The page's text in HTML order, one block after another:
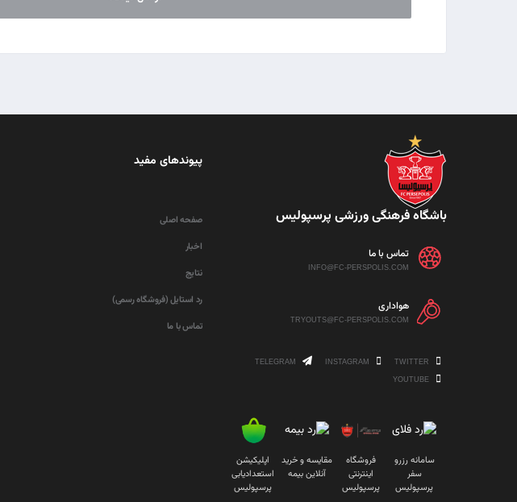
باشگاه فرهنگی ورزشی پرسپولیس
تماس با ما
INFO@FC-PERSPOLIS.COM
هواداری
TRYOUTS@FC-PERSPOLIS.COM
سامانه رزرو
سفر
پرسپولیس
فروشگاه
اینترنتی
پرسپولیس
مقایسه و خرید
آنلاین بیمه
اپلیکیشن
استعدادیابی
پرسپولیس
پیوندهای مفید
صفحه اصلی
اخبار
نتایج
رد استایل (فروشگاه رسمی)
تماس با ما